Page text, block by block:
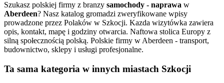
Szukasz polskiej firmy z branzy samochody - naprawa w
Aberdeen? Nasz katalog gromadzi zweryfikowane wpisy
prowadzone przez Polaków w Szkocji. Kazda wizytówka zawiera
opis, kontakt, mapę i godziny otwarcia. Naftowa stolica Europy z
silną społecznością polską. Polskie firmy w Aberdeen - transport,
budownictwo, sklepy i usługi profesjonalne.
Ta sama kategoria w innych miastach Szkocji